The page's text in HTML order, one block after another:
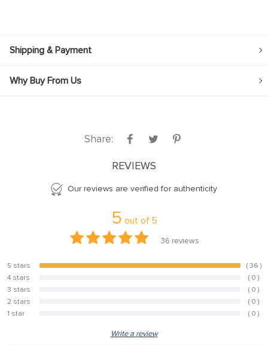
Shipping & Payment
Why Buy From Us
Share:
REVIEWS
Our reviews are verified for authenticity
5 out of 5
36 reviews
5 stars 100%
( 36 )
4 stars
( 0 )
3 stars
( 0 )
2 stars
( 0 )
1 star
( 0 )
Write a review